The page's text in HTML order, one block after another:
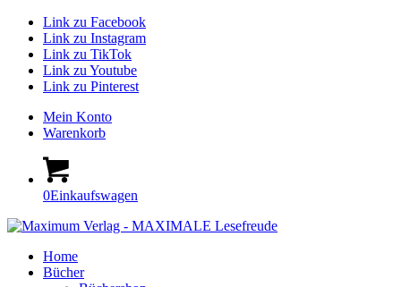
Link zu Facebook
Link zu Instagram
Link zu TikTok
Link zu Youtube
Link zu Pinterest
Mein Konto
Warenkorb
0Einkaufswagen
Home
Bücher